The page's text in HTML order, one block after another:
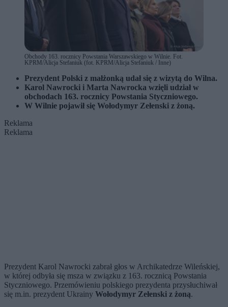
Obchody 163. rocznicy Powstania Warszawskiego w Wilnie. Fot.
KPRM/Alicja Stefaniuk (fot. KPRM/Alicja Stefaniuk / Inne)
Prezydent Polski z małżonką udał się z wizytą do Wilna.
Karol Nawrocki i Marta Nawrocka wzięli udział w
obchodach 163. rocznicy Powstania Styczniowego.
W Wilnie pojawił się Wołodymyr Zełenski z żoną.
Reklama
Reklama
Prezydent Karol Nawrocki zabrał głos w Archikatedrze Wileńskiej,
w której odbyła się msza w związku z 163. rocznicą Powstania
Styczniowego. Przemówieniu polskiego prezydenta przysłuchiwał
się m.in. prezydent Ukrainy Wołodymyr Zełenski z żoną.